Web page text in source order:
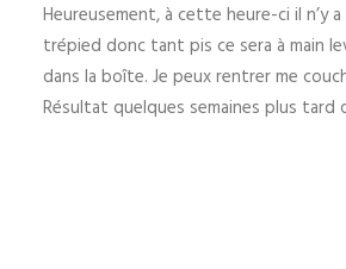
Heureusement, à cette heure-ci il
trépied donc tant pis ce sera à main
dans la boîte. Je peux rentrer me
Résultat quelques semaines plus